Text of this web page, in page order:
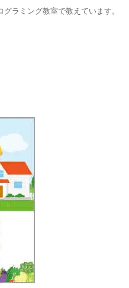
ラミング教室で教えています。